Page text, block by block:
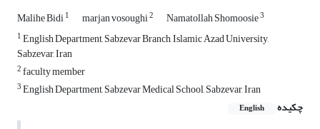
Malihe Bidi1 marjan vosoughi2 Namatollah Shomoosie3
1English Department, Sabzevar Branch, Islamic Azad University,
Sabzevar, Iran
2faculty member
3English Department, Sabzevar Medical School, Sabzevar, Iran
چکیده
English